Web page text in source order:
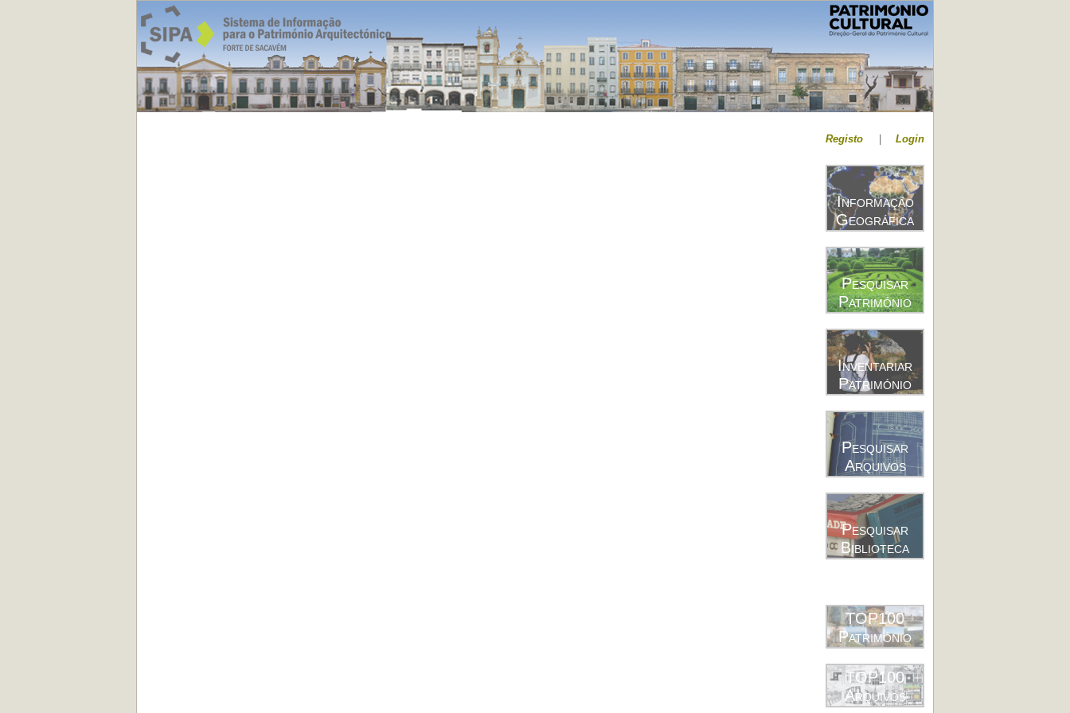
Registo Login
Informação
Geográfica
Pesquisar
Património
Inventariar
Património
Pesquisar
Arquivos
Pesquisar
Biblioteca
TOP100
Património
TOP100
Arquivos